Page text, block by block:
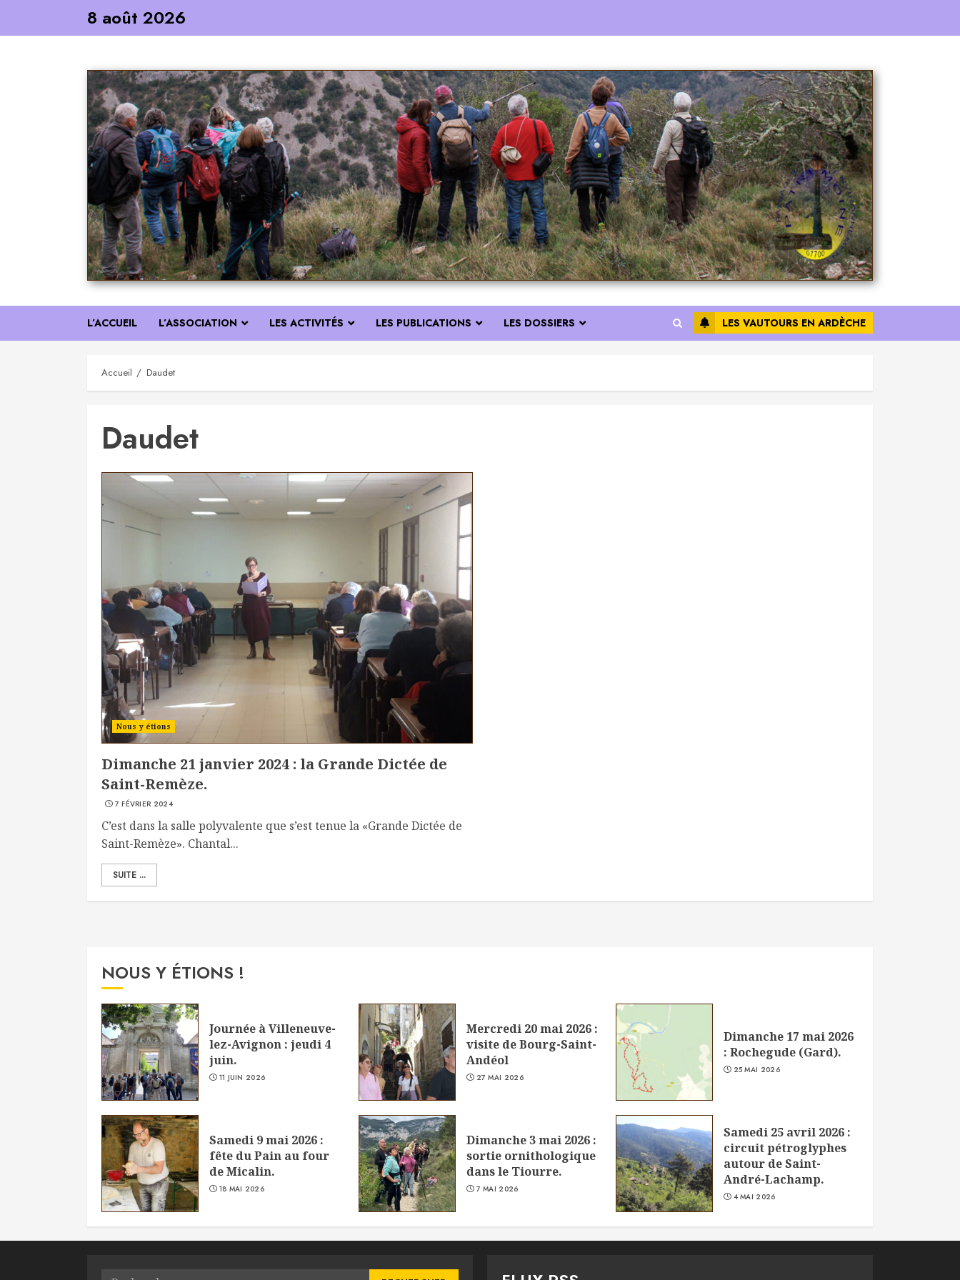
8 août 2026
L’ACCUEIL L’ASSOCIATION LES ACTIVITÉS LES PUBLICATIONS LES DOSSIERS LES VAUTOURS EN ARDÈCHE
Accueil Daudet
Daudet
Nous y étions
Dimanche 21 janvier 2024 : la Grande Dictée de
Saint-Remèze.
7 FÉVRIER 2024
C’est dans la salle polyvalente que s’est tenue la «Grande Dictée de
Saint-Remèze». Chantal...
SUITE ...
NOUS Y ÉTIONS !
Journée à Villeneuve-
lez-Avignon : jeudi 4
juin.
11 JUIN 2026
Mercredi 20 mai 2026 :
visite de Bourg-Saint-
Andéol
27 MAI 2026
Dimanche 17 mai 2026
: Rochegude (Gard).
25 MAI 2026
Samedi 9 mai 2026 :
fête du Pain au four
de Micalin.
18 MAI 2026
Dimanche 3 mai 2026 :
sortie ornithologique
dans le Tiourre.
7 MAI 2026
Samedi 25 avril 2026 :
circuit pétroglyphes
autour de Saint-
André-Lachamp.
4 MAI 2026